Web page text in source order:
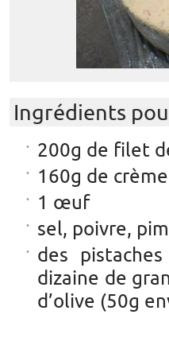
Ingrédients
200g de filet
160g de
1 œuf
sel, poivre,
des
dizaine de
d’olive (50g